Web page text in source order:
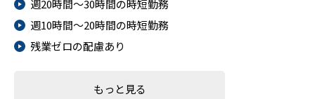
週20時間～30時間の時短勤務
週10時間～20時間の時短勤務
残業ゼロの配慮あり
もっと見る